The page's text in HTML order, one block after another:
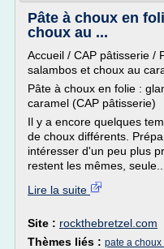
Pâte à choux en
choux au ...
Accueil / CAP pâtisserie /
salambos et choux au
Pâte à choux en folie :
caramel (CAP pâtisserie)
Il y a encore quelques
de choux différents.
intéresser d'un peu plus
restent les mêmes, seule...
Lire la suite
Site : rockthebretzel.com
Thèmes liés : pate a